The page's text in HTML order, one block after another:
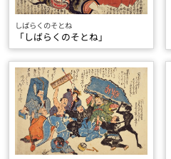
しばらくのそとね
「しばらくのそとね」